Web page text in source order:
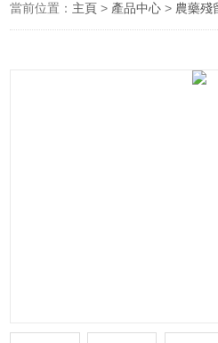
當前位置： 主頁 > 產品中心 > 農藥殘